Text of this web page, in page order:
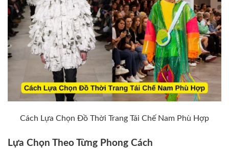
Cách Lựa Chọn Đồ Thời Trang Tái Chế Nam Phù Hợp
Lựa Chọn Theo Từng Phong Cách